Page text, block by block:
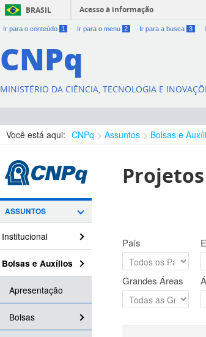
BRASIL Acesso à informação
Ir para o conteúdo 1 Ir para o menu 2 Ir para a busca 3
CNPq
MINISTÉRIO DA CIÊNCIA, TECNOLOGIA E
Você está aqui: CNPq Assuntos Bolsas e
ASSUNTOS
Institucional
Bolsas e Auxílios
Apresentação
Bolsas
País
Grandes Áreas